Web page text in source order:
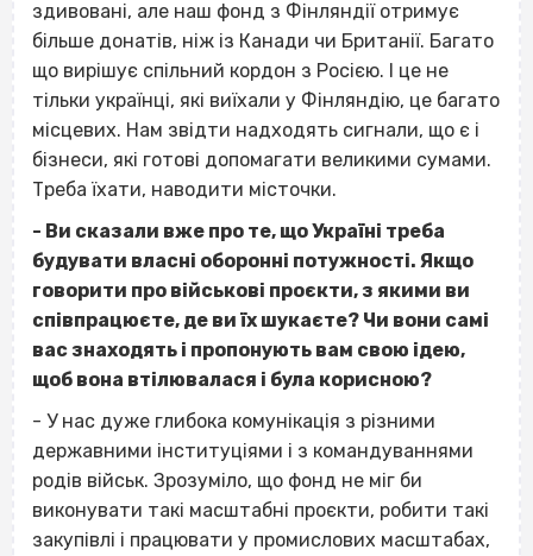
здивовані, але наш фонд з Фінляндії отримує
більше донатів, ніж із Канади чи Британії. Багато
що вирішує спільний кордон з Росією. І це не
тільки українці, які виїхали у Фінляндію, це багато
місцевих. Нам звідти надходять сигнали, що є і
бізнеси, які готові допомагати великими сумами.
Треба їхати, наводити місточки.
- Ви сказали вже про те, що Україні треба
будувати власні оборонні потужності. Якщо
говорити про військові проєкти, з якими ви
співпрацюєте, де ви їх шукаєте? Чи вони самі
вас знаходять і пропонують вам свою ідею,
щоб вона втілювалася і була корисною?
- У нас дуже глибока комунікація з різними
державними інституціями і з командуваннями
родів військ. Зрозуміло, що фонд не міг би
виконувати такі масштабні проєкти, робити такі
закупівлі і працювати у промислових масштабах,